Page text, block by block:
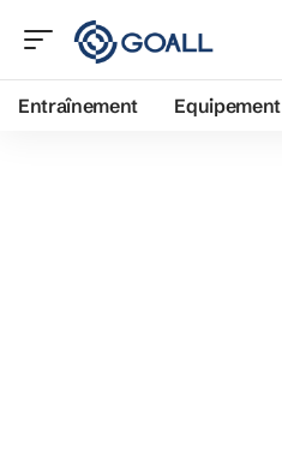
Entraînement Equipement